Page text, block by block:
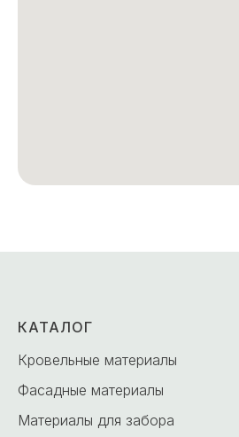
КАТАЛОГ
Кровельные материалы
Фасадные материалы
Материалы для забора